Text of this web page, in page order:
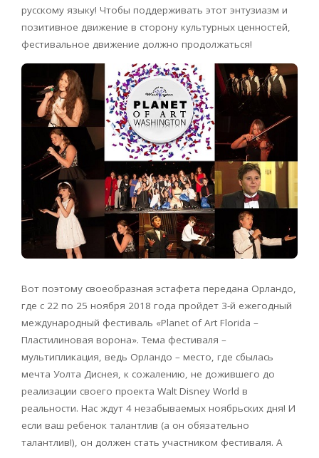
русскому языку! Чтобы поддерживать этот энтузиазм и
позитивное движение в сторону культурных ценностей,
фестивальное движение должно продолжаться!
Вот поэтому своеобразная эстафета передана Орландо,
где с 22 по 25 ноября 2018 года пройдет 3-й ежегодный
международный фестиваль «Planet of Art Florida –
Пластилиновая ворона». Тема фестиваля –
мультипликация, ведь Орландо – место, где сбылась
мечта Уолта Диснея, к сожалению, не дожившего до
реализации своего проекта Walt Disney World в
реальности. Нас ждут 4 незабываемых ноябрьских дня! И
если ваш ребенок талантлив (а он обязательно
талантлив!), он должен стать участником фестиваля. А